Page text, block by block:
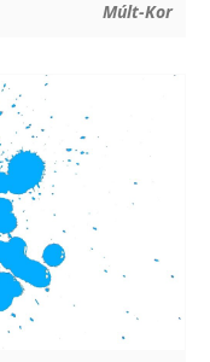
Múlt-Kor